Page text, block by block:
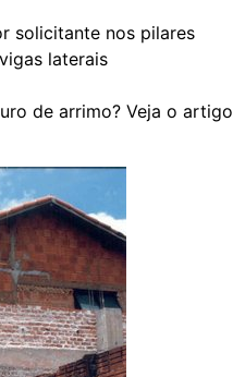
solicitante nos pilares
laterais
de arrimo? Veja o artigo